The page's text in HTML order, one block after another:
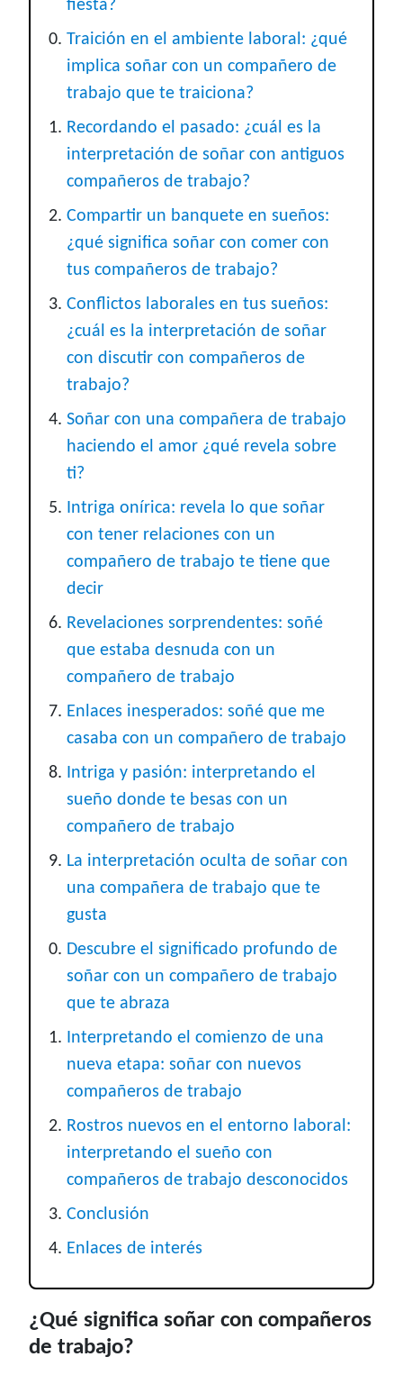
fiesta?
Traición en el ambiente laboral: ¿qué
implica soñar con un compañero de
trabajo que te traiciona?
Recordando el pasado: ¿cuál es la
interpretación de soñar con antiguos
compañeros de trabajo?
Compartir un banquete en sueños:
¿qué significa soñar con comer con
tus compañeros de trabajo?
Conflictos laborales en tus sueños:
¿cuál es la interpretación de soñar
con discutir con compañeros de
trabajo?
Soñar con una compañera de trabajo
haciendo el amor ¿qué revela sobre
ti?
Intriga onírica: revela lo que soñar
con tener relaciones con un
compañero de trabajo te tiene que
decir
Revelaciones sorprendentes: soñé
que estaba desnuda con un
compañero de trabajo
Enlaces inesperados: soñé que me
casaba con un compañero de trabajo
Intriga y pasión: interpretando el
sueño donde te besas con un
compañero de trabajo
La interpretación oculta de soñar con
una compañera de trabajo que te
gusta
Descubre el significado profundo de
soñar con un compañero de trabajo
que te abraza
Interpretando el comienzo de una
nueva etapa: soñar con nuevos
compañeros de trabajo
Rostros nuevos en el entorno laboral:
interpretando el sueño con
compañeros de trabajo desconocidos
Conclusión
Enlaces de interés
¿Qué significa soñar con compañeros
de trabajo?